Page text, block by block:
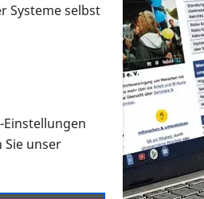
verschiedenen
suchen und dieses
Systeme selbst
Sie unser